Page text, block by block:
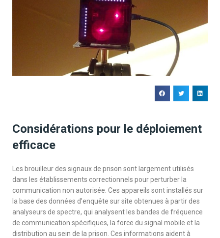
Considérations pour le déploiement
efficace
Les brouilleur des signaux de prison sont largement utilisés
dans les établissements correctionnels pour perturber la
communication non autorisée. Ces appareils sont installés sur
la base des données d’enquête sur site obtenues à partir des
analyseurs de spectre, qui analysent les bandes de fréquence
de communication spécifiques, la force du signal mobile et la
distribution au sein de la prison. Ces informations aident à